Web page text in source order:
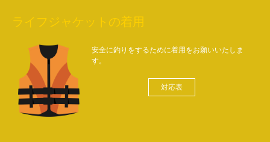
ライフジャケットの着用
安全に釣りをするために着用をお願いいたしま
す。
対応表